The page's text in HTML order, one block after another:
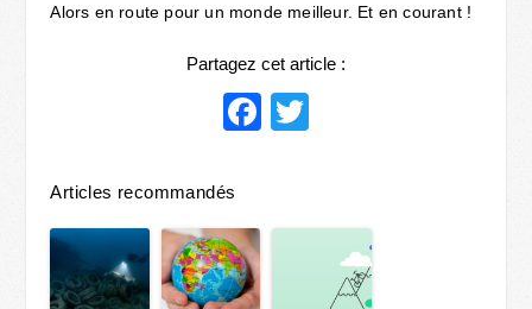
Alors en route pour un monde meilleur. Et en courant !
Partagez cet article :
Facebook
Articles recommandés